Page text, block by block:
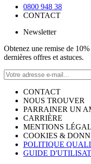
0800 948 38
CONTACT
Newsletter
Obtenez une remise de
dernières offres et astuces.
CONTACT
NOUS TROUVER
PARRAINER UN
CARRIÈRE
MENTIONS
COOKIES &
POLITIQUE
GUIDE